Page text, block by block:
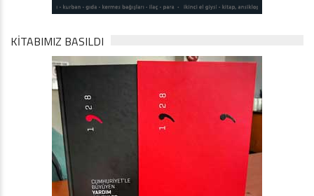
KİTABIMIZ BASILDI